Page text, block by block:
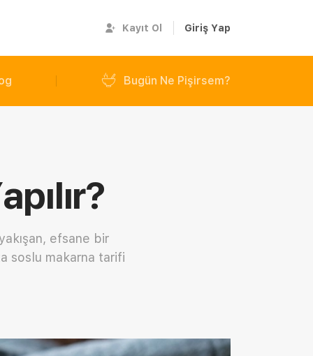
Kayıt Ol Giriş Yap
Bugün Ne Pişirsem?
efsane bir
soslu makarna tarifi